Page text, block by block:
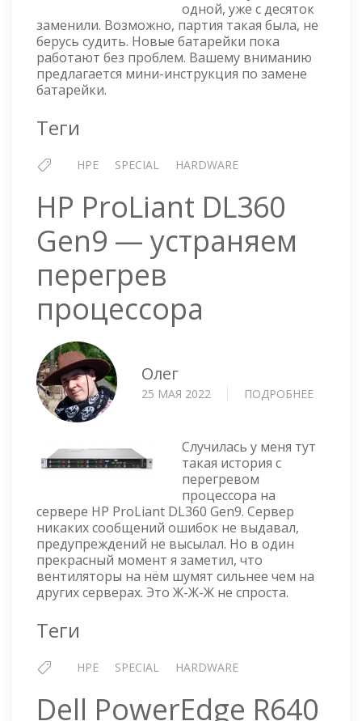
GEN9
одной, уже с десяток
заменили. Возможно, партия такая была, не
берусь судить. Новые батарейки пока
работают без проблем. Вашему вниманию
предлагается мини-инструкция по замене
батарейки.
Теги
HPE SPECIAL HARDWARE
HP ProLiant DL360
Gen9 — устраняем
перегрев
процессора
Олег
25 МАЯ 2022 ПОДРОБНЕЕ
DL360
Случилась у меня тут
такая история с
перегревом
процессора на
сервере HP ProLiant DL360 Gen9. Сервер
никаких сообщений ошибок не выдавал,
предупреждений не высылал. Но в один
прекрасный момент я заметил, что
вентиляторы на нём шумят сильнее чем на
других серверах. Это Ж-Ж-Ж не спроста.
Теги
HPE SPECIAL HARDWARE
Dell PowerEdge R640